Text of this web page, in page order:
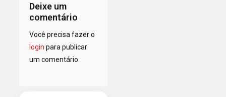
Deixe um
comentário
Você precisa fazer o
login para publicar
um comentário.